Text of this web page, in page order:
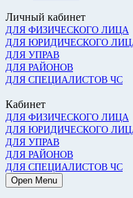
Личный кабинет
ДЛЯ ФИЗИЧЕСКОГО ЛИЦА
ДЛЯ ЮРИДИЧЕСКОГО
ДЛЯ УПРАВ
ДЛЯ РАЙОНОВ
ДЛЯ СПЕЦИАЛИСТОВ ЧС
Кабинет
ДЛЯ ФИЗИЧЕСКОГО ЛИЦА
ДЛЯ ЮРИДИЧЕСКОГО
ДЛЯ УПРАВ
ДЛЯ РАЙОНОВ
ДЛЯ СПЕЦИАЛИСТОВ ЧС
Open Menu